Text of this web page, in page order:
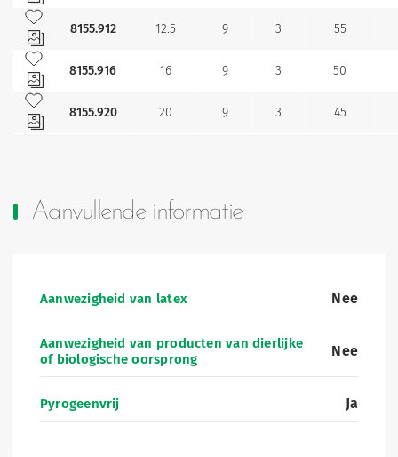
Toevoegen aan mijn favorieten
8155.912
12.5 9 3
55
Toevoegen aan mijn favorieten
8155.916
16 9 3
50
Toevoegen aan mijn favorieten
8155.920
20 9 3 45
Aanvullende informatie
Aanwezigheid van latex Nee
Aanwezigheid van producten van dierlijke
of biologische oorsprong
Nee
Pyrogeenvrij Ja